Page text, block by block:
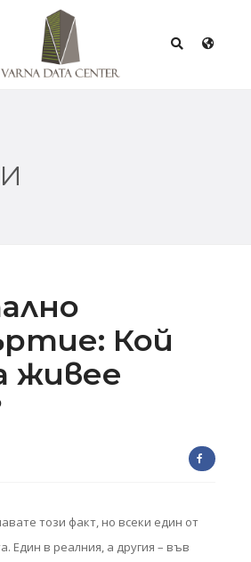
Кой
живее
този факт, но всеки един от
Един в реалния, а другия – във